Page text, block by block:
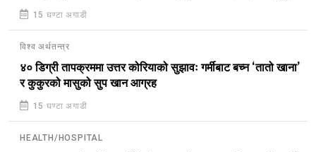
15 घण्टा अगाडी
विश्व अर्थतन्त्र
४० डिग्री तापक्रममा उत्तर कोरियाको सुझावः गर्मीबाट बच्न ‘तातो खाना’
र कुकुरको मासुको सुप खान आग्रह
15 घण्टा अगाडी
HEALTH/HOSPITAL